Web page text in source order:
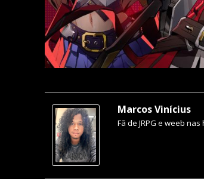
Marcos Vinícius
Fã de JRPG e weeb